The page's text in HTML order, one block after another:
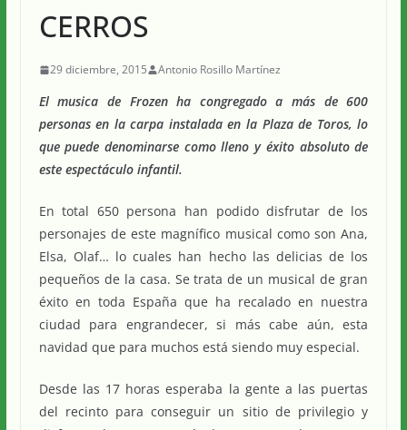
CERROS
29 diciembre, 2015 Antonio Rosillo Martínez
El musica de Frozen ha congregado a más de 600
personas en la carpa instalada en la Plaza de Toros, lo
que puede denominarse como lleno y éxito absoluto de
este espectáculo infantil.
En total 650 persona han podido disfrutar de los
personajes de este magnífico musical como son Ana,
Elsa, Olaf… lo cuales han hecho las delicias de los
pequeños de la casa. Se trata de un musical de gran
éxito en toda España que ha recalado en nuestra
ciudad para engrandecer, si más cabe aún, esta
navidad que para muchos está siendo muy especial.
Desde las 17 horas esperaba la gente a las puertas
del recinto para conseguir un sitio de privilegio y